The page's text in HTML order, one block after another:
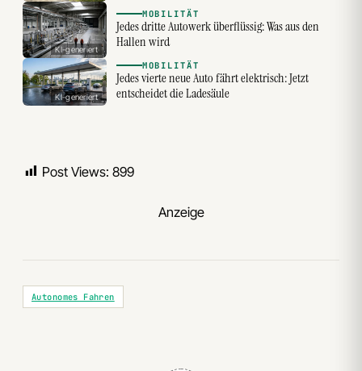
KI-generiert
MOBILITÄT
Jedes dritte Autowerk überflüssig: Was aus den
Hallen wird
KI-generiert
MOBILITÄT
Jedes vierte neue Auto fährt elektrisch: Jetzt
entscheidet die Ladesäule
Post Views: 899
Anzeige
Autonomes Fahren